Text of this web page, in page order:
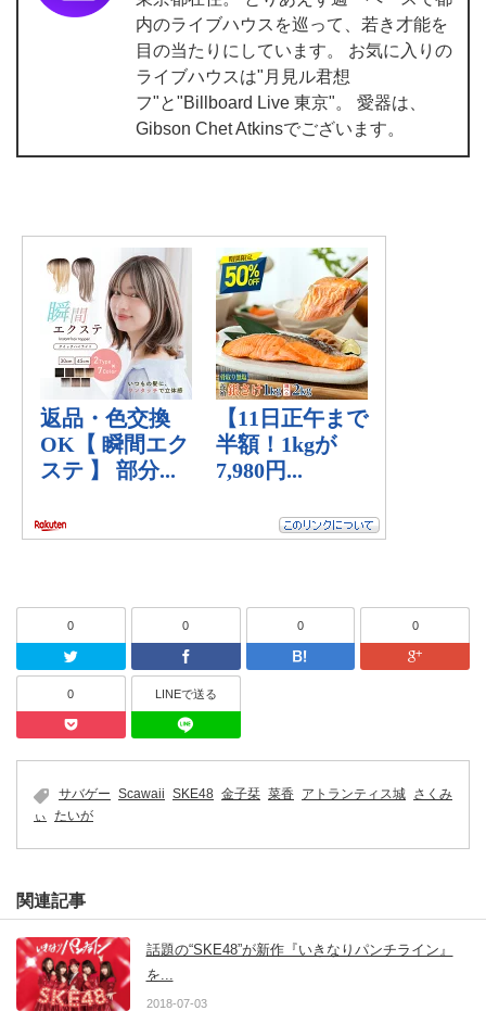
内のライブハウスを巡って、若き才能を
目の当たりにしています。 お気に入りの
ライブハウスは"月見ル君想
フ"と"Billboard Live 東京"。 愛器は、
Gibson Chet Atkinsでございます。
0
Twitter
0
Facebook
0
はてなブッ
0
0
Pocket
LINEで送る
サバゲー Scawaii SKE48 金子栞 菜香 アトランティス城 さくみ
ぃ たいが
関連記事
話題の“SKE48”が新作『いきなりパンチライン』
を...
2018-07-03